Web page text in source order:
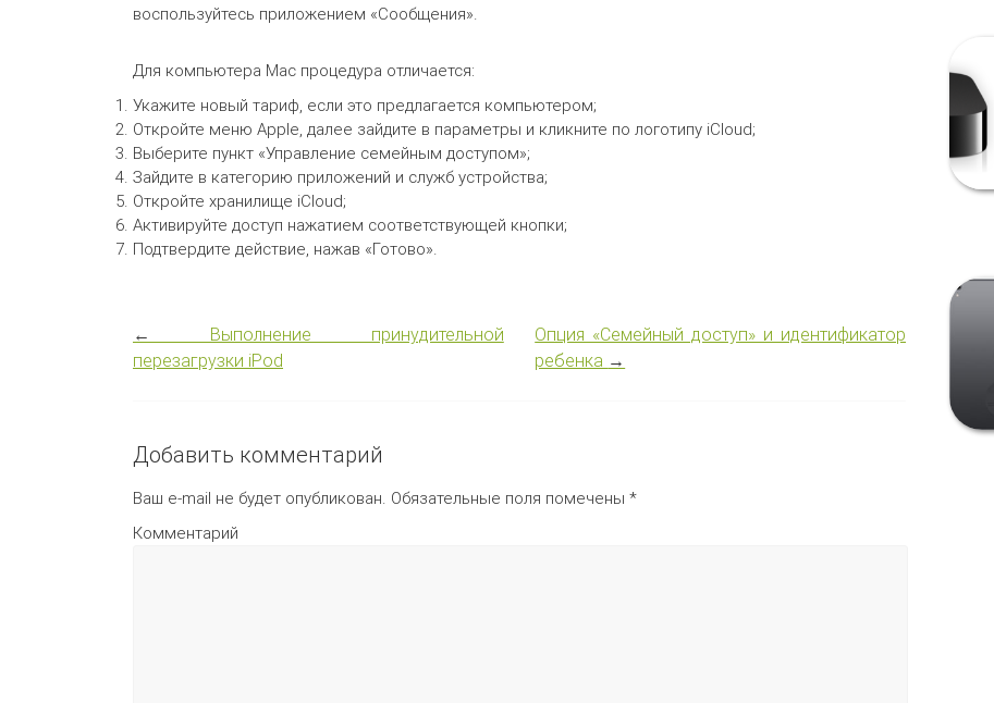
воспользуйтесь приложением «Сообщения».
Для компьютера Mac процедура отличается:
Укажите новый тариф, если это предлагается компьютером;
Откройте меню Apple, далее зайдите в параметры и кликните по логотипу iCloud;
Выберите пункт «Управление семейным доступом»;
Зайдите в категорию приложений и служб устройства;
Откройте хранилище iCloud;
Активируйте доступ нажатием соответствующей кнопки;
Подтвердите действие, нажав «Готово».
←
Выполнение принудительной
перезагрузки iPod
Опция «Семейный доступ» и идентификатор
ребенка →
Добавить комментарий
Ваш e-mail не будет опубликован. Обязательные поля помечены *
Комментарий